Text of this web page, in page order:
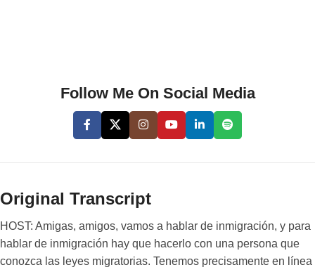
Follow Me On Social Media
Original Transcript
HOST: Amigas, amigos, vamos a hablar de inmigración, y para
hablar de inmigración hay que hacerlo con una persona que
conozca las leyes migratorias. Tenemos precisamente en línea